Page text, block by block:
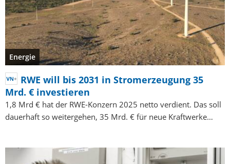
Energie
RWE will bis 2031 in Stromerzeugung 35
Mrd. € investieren
1,8 Mrd € hat der RWE-Konzern 2025 netto verdient. Das soll
dauerhaft so weitergehen, 35 Mrd. € für neue Kraftwerke…